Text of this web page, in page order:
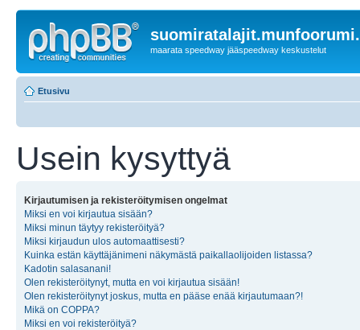
maarata speedway jääspeedway keskustelut
Etusivu
Usein kysyttyä
Kirjautumisen ja rekisteröitymisen ongelmat
Miksi en voi kirjautua sisään?
Miksi minun täytyy rekisteröityä?
Miksi kirjaudun ulos automaattisesti?
Kuinka estän käyttäjänimeni näkymästä paikallaolijoiden listassa?
Kadotin salasanani!
Olen rekisteröitynyt, mutta en voi kirjautua sisään!
Olen rekisteröitynyt joskus, mutta en pääse enää kirjautumaan?!
Mikä on COPPA?
Miksi en voi rekisteröityä?